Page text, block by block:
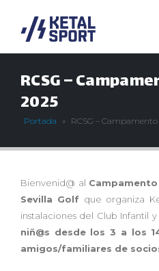
RCSG –
2025
Portada » RCSG –
Bienvenid@ al
Sevilla Golf que organiza
instalaciones del Club Infantil
niñ@s desde los 3 a los
amigos/familiares de